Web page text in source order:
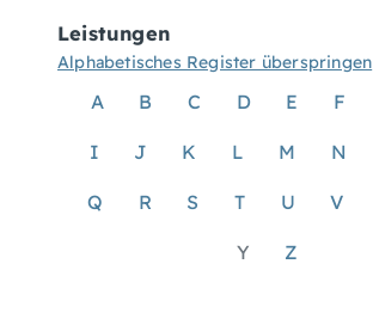
Leistungen
Alphabetisches Register überspringen
A B C D E F
I J K L M N
Q R S T U V
Y Z